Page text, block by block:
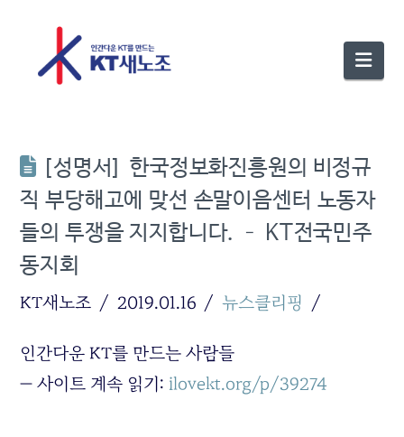
[성명서] 한국정보화진흥원의 비정규
직 부당해고에 맞선 손말이음센터 노동자
들의 투쟁을 지지합니다. – KT전국민주
동지회
KT새노조 2019.01.16 뉴스클리핑
인간다운 KT를 만드는 사람들
— 사이트 계속 읽기: ilovekt.org/p/39274